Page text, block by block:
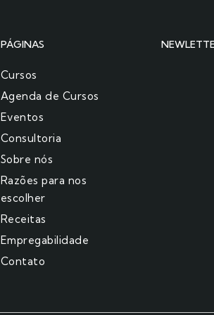
PÁGINAS
Cursos
Agenda de Cursos
Eventos
Consultoria
Sobre nós
Razões para nos
escolher​
Receitas
Empregabilidade
Contato